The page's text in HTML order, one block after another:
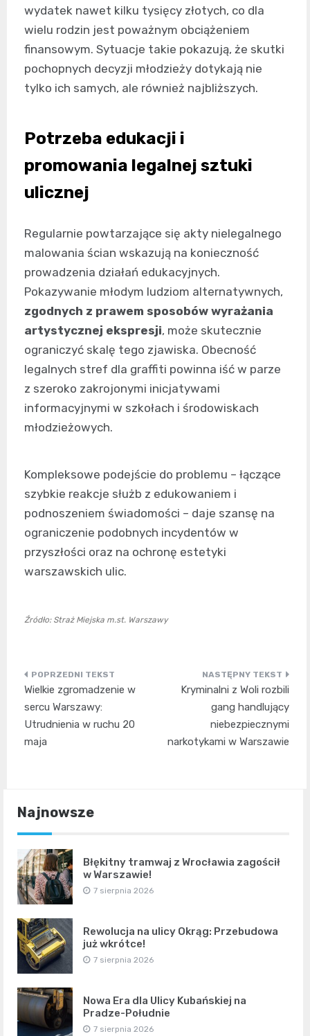
wydatek nawet kilku tysięcy złotych, co dla
wielu rodzin jest poważnym obciążeniem
finansowym. Sytuacje takie pokazują, że skutki
pochopnych decyzji młodzieży dotykają nie
tylko ich samych, ale również najbliższych.
Potrzeba edukacji i
promowania legalnej sztuki
ulicznej
Regularnie powtarzające się akty nielegalnego
malowania ścian wskazują na konieczność
prowadzenia działań edukacyjnych.
Pokazywanie młodym ludziom alternatywnych,
zgodnych z prawem sposobów wyrażania
artystycznej ekspresji, może skutecznie
ograniczyć skalę tego zjawiska. Obecność
legalnych stref dla graffiti powinna iść w parze
z szeroko zakrojonymi inicjatywami
informacyjnymi w szkołach i środowiskach
młodzieżowych.
Kompleksowe podejście do problemu – łączące
szybkie reakcje służb z edukowaniem i
podnoszeniem świadomości – daje szansę na
ograniczenie podobnych incydentów w
przyszłości oraz na ochronę estetyki
warszawskich ulic.
Źródło: Straż Miejska m.st. Warszawy
Nawigacja
wpisu
Wielkie zgromadzenie w
sercu Warszawy:
Utrudnienia w ruchu 20
maja
Kryminalni z Woli rozbili
gang handlujący
niebezpiecznymi
narkotykami w Warszawie
Najnowsze
Błękitny tramwaj z Wrocławia zagościł
w Warszawie!
7 sierpnia 2026
Rewolucja na ulicy Okrąg: Przebudowa
już wkrótce!
7 sierpnia 2026
Nowa Era dla Ulicy Kubańskiej na
Pradze-Południe
7 sierpnia 2026